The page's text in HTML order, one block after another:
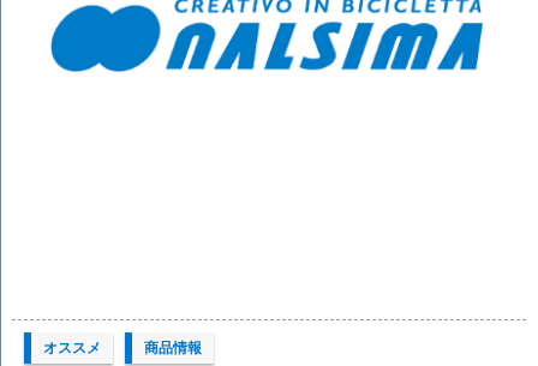
オススメ 商品情報